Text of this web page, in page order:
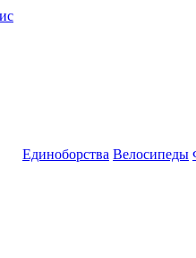
Единоборства Велосипеды